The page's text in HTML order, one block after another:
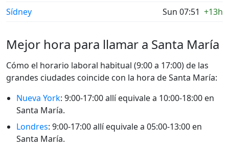
Sídney Sun 07:51 +13h
Mejor hora para llamar a Santa María
Cómo el horario laboral habitual (9:00 a 17:00) de las
grandes ciudades coincide con la hora de Santa María:
Nueva York: 9:00-17:00 allí equivale a 10:00-18:00 en
Santa María.
Londres: 9:00-17:00 allí equivale a 05:00-13:00 en
Santa María.